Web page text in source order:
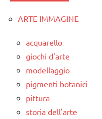
ARGOMENTI
TUTTI GLI
ARTICOLI
6
anni
Primavera
raccolte
di links
a tema
STAGIONI
classi
dolce
e
canto
MUSICA
ARTE IMMAGINE
acquarello
giochi d'arte
modellaggio
pigmenti botanici
pittura
storia dell'arte